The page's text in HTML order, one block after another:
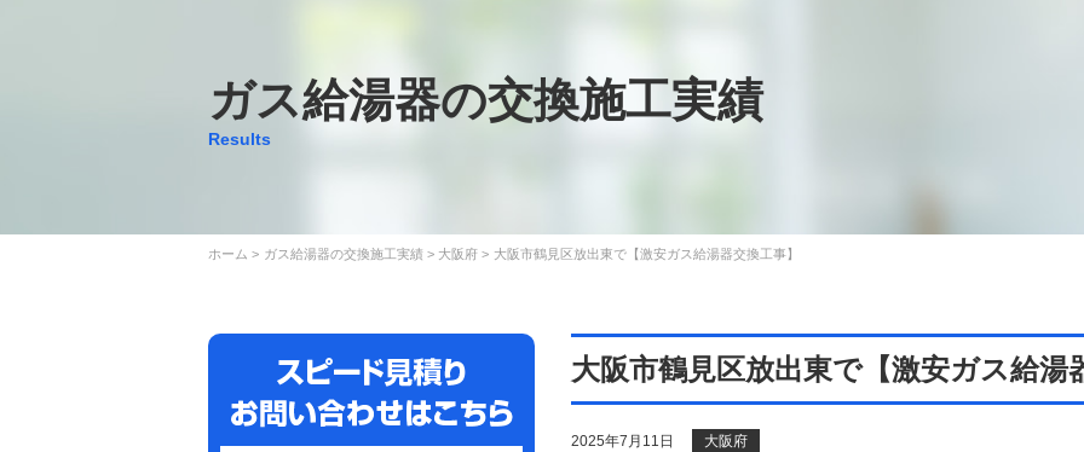
ガス給湯器の交換施工実績
Results
ホーム ガス給湯器の交換施工実績 大阪府 大阪市鶴見区放出東で【激安ガス給湯器交換工事】
大阪市鶴見区放出東で【激安ガス給湯
2025年7月11日 大阪府